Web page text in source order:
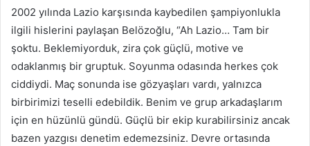
2002 yılında Lazio karşısında kaybedilen şampiyonlukla
ilgili hislerini paylaşan Belözoğlu, “Ah Lazio… Tam bir
şoktu. Beklemiyorduk, zira çok güçlü, motive ve
odaklanmış bir gruptuk. Soyunma odasında herkes çok
ciddiydi. Maç sonunda ise gözyaşları vardı, yalnızca
birbirimizi teselli edebildik. Benim ve grup arkadaşlarım
için en hüzünlü gündü. Güçlü bir ekip kurabilirsiniz ancak
bazen yazgısı denetim edemezsiniz. Devre ortasında